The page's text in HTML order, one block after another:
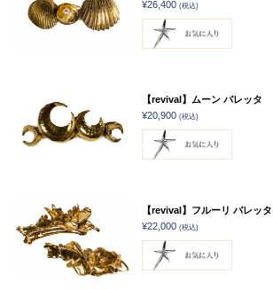
¥26,400 (税込)
【revival】ムーン バレッタ
¥20,900 (税込)
【revival】フルーリ バレッタ
¥22,000 (税込)